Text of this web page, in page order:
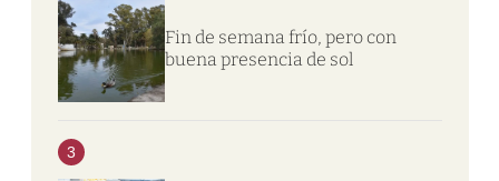
Fin de semana frío, pero con
buena presencia de sol
3